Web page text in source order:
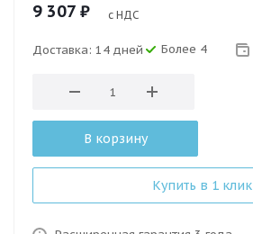
9 307 ₽ с НДС
Доставка: 14 дней Более 4
В корзину
Купить в 1 клик